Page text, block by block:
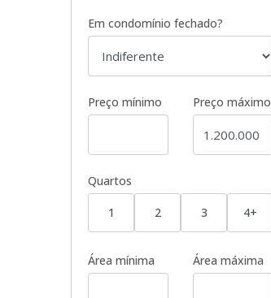
Em condomínio fechado?
Preço mínimo Preço máximo
Quartos
1 2 3 4+
Área mínima Área máxima